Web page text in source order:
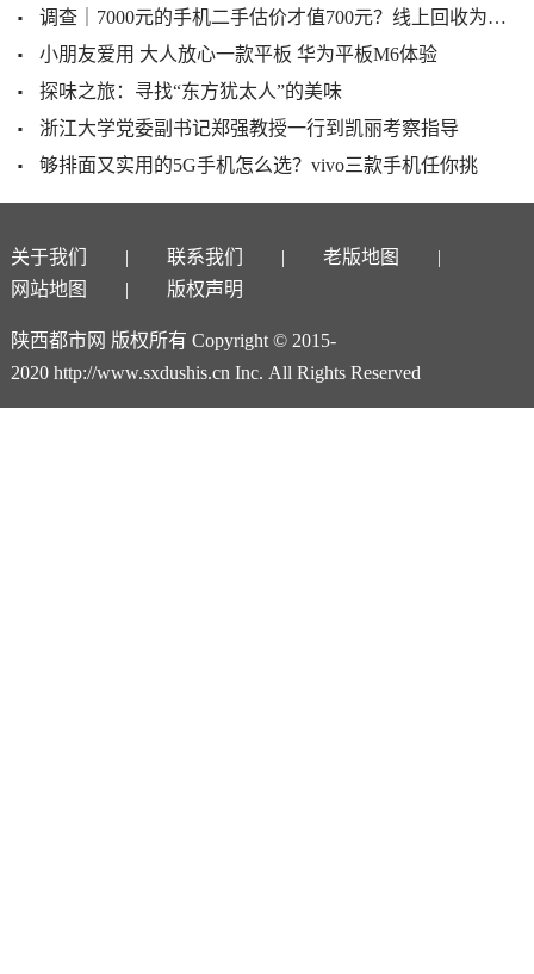
调查｜7000元的手机二手估价才值700元？线上回收为啥“伤我心”
小朋友爱用 大人放心一款平板 华为平板M6体验
探味之旅：寻找“东方犹太人”的美味
浙江大学党委副书记郑强教授一行到凯丽考察指导
够排面又实用的5G手机怎么选？vivo三款手机任你挑
关于我们 联系我们
老版地图
网站地图
版权声明
陕西都市网 版权所有 Copyright © 2015-
2020 http://www.sxdushis.cn Inc. All Rights Reserved